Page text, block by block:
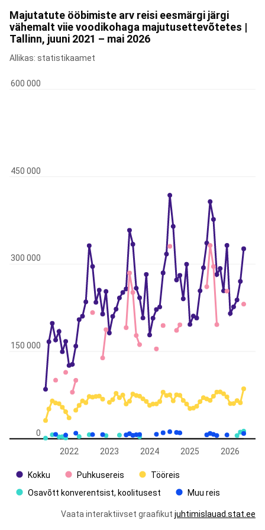
Majutatute ööbimiste arv reisi eesmärgi järgi
vähemalt viie voodikohaga majutusettevõtetes |
Tallinn, juuni 2021 – mai 2026
Allikas: statistikaamet
2022 2023 2024 2025 2026
0
150 000
300 000
450 000
600 000
Kokku Puhkusereis
Tööreis
Osavõtt konverentsist, koolitusest
Muu reis
Vaata interaktiivset graafikut juhtimislauad.stat.ee